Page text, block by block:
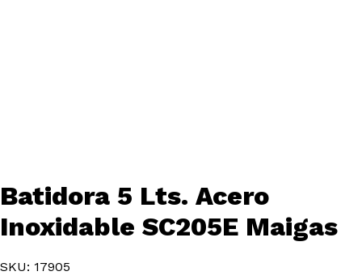
Batidora 5 Lts. Acero
Inoxidable SC205E Maigas
SKU: 17905